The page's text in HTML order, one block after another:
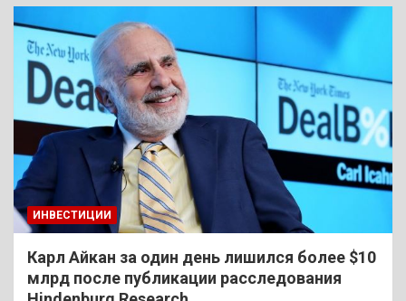
ИНВЕСТИЦИИ
Карл Айкан за один день лишился более $10
млрд после публикации расследования